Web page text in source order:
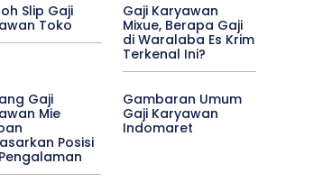
Slip Gaji
Toko
Gaji Karyawan
Mixue, Berapa Gaji
di Waralaba Es Krim
Terkenal Ini?
Gaji
Mie
Posisi
Gambaran Umum
Gaji Karyawan
Indomaret